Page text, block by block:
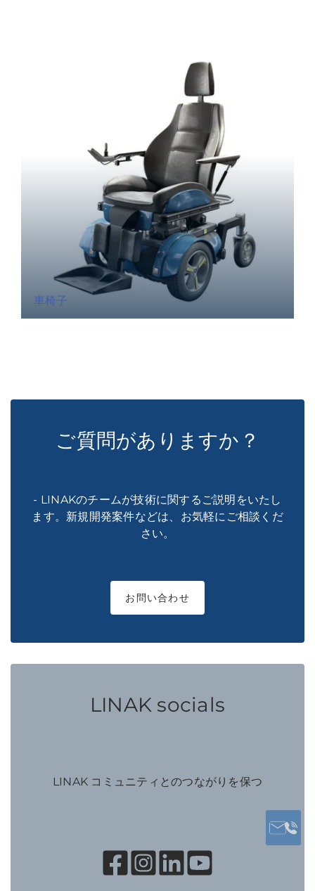
車椅子
ご質問がありますか？
- LINAKのチームが技術に関するご説明をいたし
ます。新規開発案件などは、お気軽にご相談くだ
さい。
お問い合わせ
LINAK socials
LINAK コミュニティとのつながりを保つ